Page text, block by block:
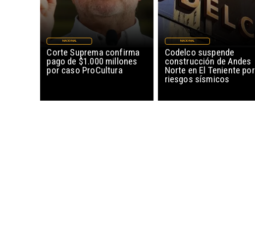
Corte Suprema confirma
pago de $1.000 millones
por caso ProCultura
NACIONAL
Codelco suspende
construcción de Andes
Norte en El Teniente por
riesgos sísmicos
NACIONAL